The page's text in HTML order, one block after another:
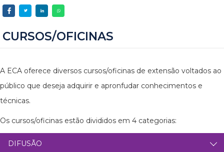
CURSOS/OFICINAS
A ECA oferece diversos cursos/oficinas de extensão voltados ao
público que deseja adquirir e apronfudar conhecimentos e
técnicas.
Os cursos/oficinas estão divididos em 4 categorias:
DIFUSÃO